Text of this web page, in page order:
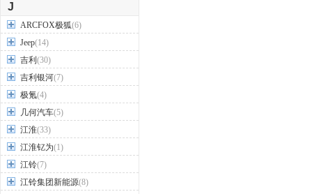
J
ARCFOX极狐(6)
Jeep(14)
吉利 (30)
吉利银河(7)
极氪(4)
几何汽车(5)
江淮(33)
江淮钇为(1)
江铃(7)
江铃集团新能源(8)